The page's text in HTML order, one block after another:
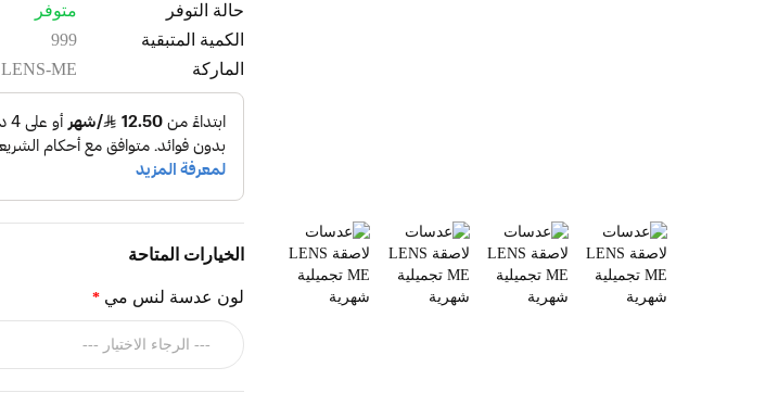
حالة التوفر
متوفر
الكمية المتبقية
الماركة
LENS-ME
الخيارات المتاحة
لون عدسة لنس مي